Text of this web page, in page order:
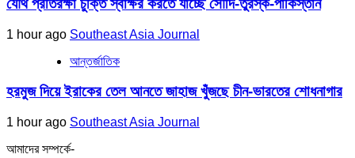
যৌথ প্রতিরক্ষা চুক্তি স্বাক্ষর করতে যাচ্ছে সৌদি-তুরস্ক-পাকিস্তান
1 hour ago Southeast Asia Journal
আন্তর্জাতিক
হরমুজ দিয়ে ইরাকের তেল আনতে জাহাজ খুঁজছে চীন-ভারতের শোধনাগার
1 hour ago Southeast Asia Journal
আমাদের সম্পর্কে-